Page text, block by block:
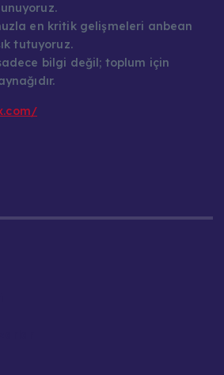
en kritik gelişmeleri anbean
tutuyoruz.
bilgi değil; toplum için